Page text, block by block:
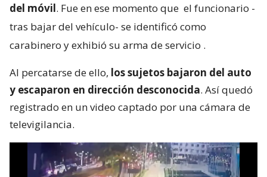
del móvil. Fue en ese momento que el funcionario -
tras bajar del vehículo- se identificó como
carabinero y exhibió su arma de servicio .
Al percatarse de ello, los sujetos bajaron del auto
y escaparon en dirección desconocida. Así quedó
registrado en un video captado por una cámara de
televigilancia.